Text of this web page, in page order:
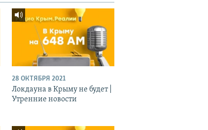
28 ОКТЯБРЯ 2021
Локдауна в Крыму не будет |
Утренние новости